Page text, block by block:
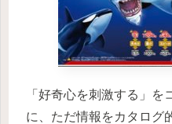
「好奇心を刺激する」を
に、ただ情報をカタログ